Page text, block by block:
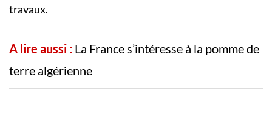
travaux.
A lire aussi : La France s’intéresse à la pomme de
terre algérienne